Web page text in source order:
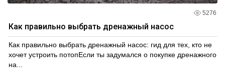
5276
Как правильно выбрать дренажный насос
Как правильно выбрать дренажный насос: гид для тех, кто не
хочет устроить потопЕсли ты задумался о покупке дренажного
на...